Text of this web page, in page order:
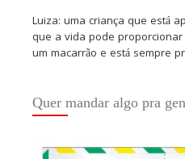
Luiza: uma criança que está
que a vida pode
um macarrão e está sempre
Quer mandar algo pra